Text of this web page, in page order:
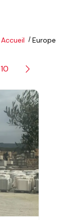
Accueil Europe
10